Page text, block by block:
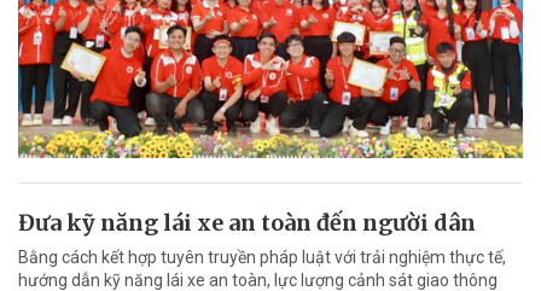
Đưa kỹ năng lái xe an toàn đến người dân
Bằng cách kết hợp tuyên truyền pháp luật với trải nghiệm thực tế,
hướng dẫn kỹ năng lái xe an toàn, lực lượng cảnh sát giao thông